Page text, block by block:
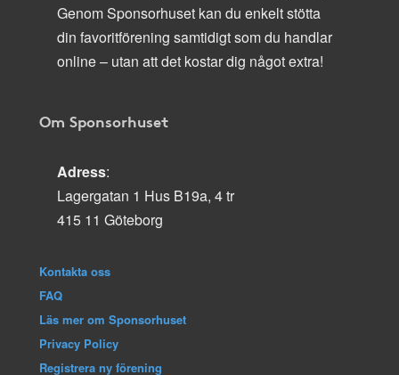
Genom Sponsorhuset kan du enkelt stötta
din favoritförening samtidigt som du handlar
online – utan att det kostar dig något extra!
Om Sponsorhuset
Adress:
Lagergatan 1 Hus B19a, 4 tr
415 11 Göteborg
Kontakta oss
FAQ
Läs mer om Sponsorhuset
Privacy Policy
Registrera ny förening